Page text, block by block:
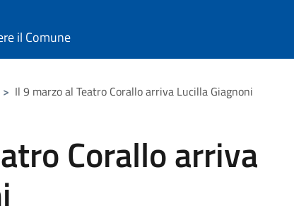
il Comune
> Il 9 marzo al Teatro Corallo arriva Lucilla Giagnoni
Corallo arriva